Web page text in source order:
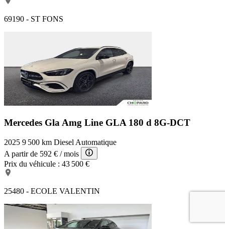
69190 - ST FONS
Mercedes Gla Amg Line GLA 180 d 8G-DCT
2025 9 500 km Diesel Automatique
A partir de 592 € / mois
Prix du véhicule : 43 500 €
25480 - ECOLE VALENTIN